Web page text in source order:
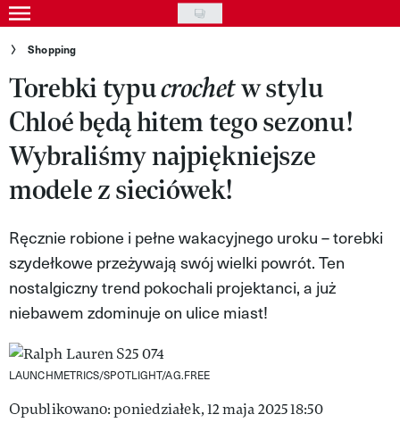
Skip
to
content
Gwiazdy
Ludzie
Moda
Uroda
Styl życia
Kultura
Wideo
Nasze akcje
VIVA!ART
VIVA!MODA
VIVA!LIFESTYLE
Shopping
Torebki typucrochetw stylu
Chloé będą hitem tego sezonu!
Wybraliśmy najpiękniejsze
modele z sieciówek!
Ręcznie robione i pełne wakacyjnego uroku – torebki
szydełkowe przeżywają swój wielki powrót. Ten
nostalgiczny trend pokochali projektanci, a już
niebawem zdominuje on ulice miast!
LAUNCHMETRICS/SPOTLIGHT/AG.FREE
Opublikowano: poniedziałek, 12 maja 2025 18:50